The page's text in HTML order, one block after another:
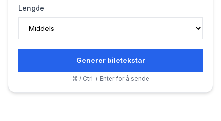
Lengde
Generer biletekstar
⌘ / Ctrl + Enter for å sende